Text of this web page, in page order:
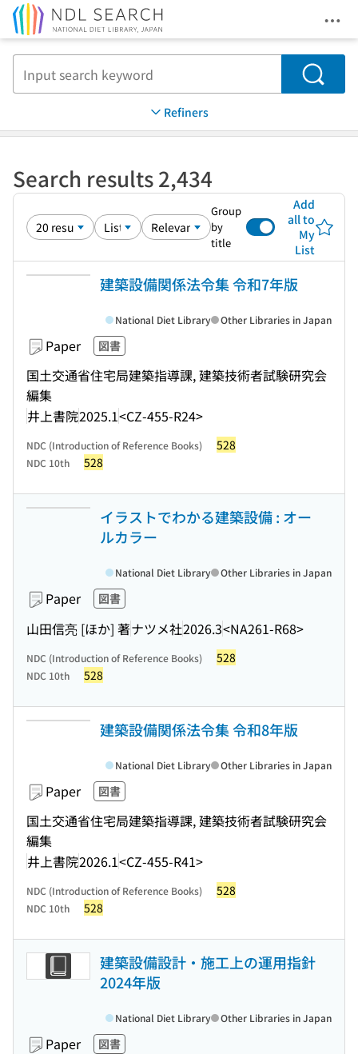
Search
Refiners
Search results 2,434
Group
by
title
Add
all to
My
List
建築設備関係法令集 令和7年版
Paper 図書
国土交通省住宅局建築指導課, 建築技術者試験研究会
編集
井上書院2025.1<CZ-455-R24>
National Diet Library Other Libraries in Japan
NDC (Introduction of Reference Books) 528
NDC 10th 528
イラストでわかる建築設備 : オー
ルカラー
Paper 図書
山田信亮 [ほか] 著ナツメ社2026.3<NA261-R68>
National Diet Library Other Libraries in Japan
NDC (Introduction of Reference Books) 528
NDC 10th 528
建築設備関係法令集 令和8年版
Paper 図書
国土交通省住宅局建築指導課, 建築技術者試験研究会
編集
井上書院2026.1<CZ-455-R41>
National Diet Library Other Libraries in Japan
NDC (Introduction of Reference Books) 528
NDC 10th 528
建築設備設計・施工上の運用指針
2024年版
Paper 図書
National Diet Library Other Libraries in Japan